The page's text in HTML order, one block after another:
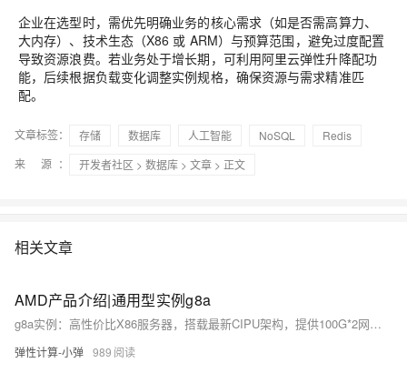
企业在选型时，需优先明确业务的核心需求（如是否需高算力、
大内存）、技术生态（X86 或 ARM）与预算范围，避免过度配置
导致资源浪费。若业务处于增长期，可利用阿里云弹性升降配功
能，后续根据负载变化调整实例规格，确保资源与需求精准匹
配。
文章标签： 存储 数据库 人工智能 NoSQL
Redis
来 源：
开发者社区 > 数据库 > 文章 > 正文
相关文章
AMD产品介绍|通用型实例g8a
g8a实例：高性价比X86服务器，搭载最新CIPU架构，提供100G*2网络带宽和eRDMA支持。基于AMD Genoa平台，主频2.7/3.7GHz，专为性能、成本和稳定性需求设计。适用于通用应用、AI推理训练、高清视频处理等场景。实例性能提升25%，性价比提升15%，内置安全芯片，支持可信计算和机密计算。
弹性计算-小弹 989